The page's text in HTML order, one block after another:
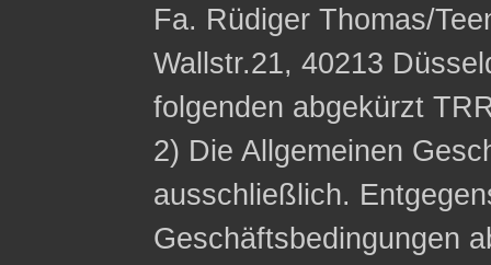
Fa. Rüdiger Thomas/
Wallstr.21, 40213
folgenden abgekürzt
2) Die Allgemeinen
ausschließlich.
Geschäftsbedingungen